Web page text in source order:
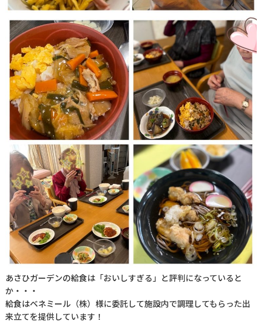
あさひガーデンの給食は「おいしすぎる」と評判になっていると
か・・・
給食はベネミール（株）様に委託して施設内で調理してもらった出
来立てを提供しています！